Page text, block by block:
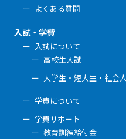
よくある質問
入試・学費
入試について
高校生入試
大学生・短大生・社会
学費について
学費サポート
教育訓練給付金